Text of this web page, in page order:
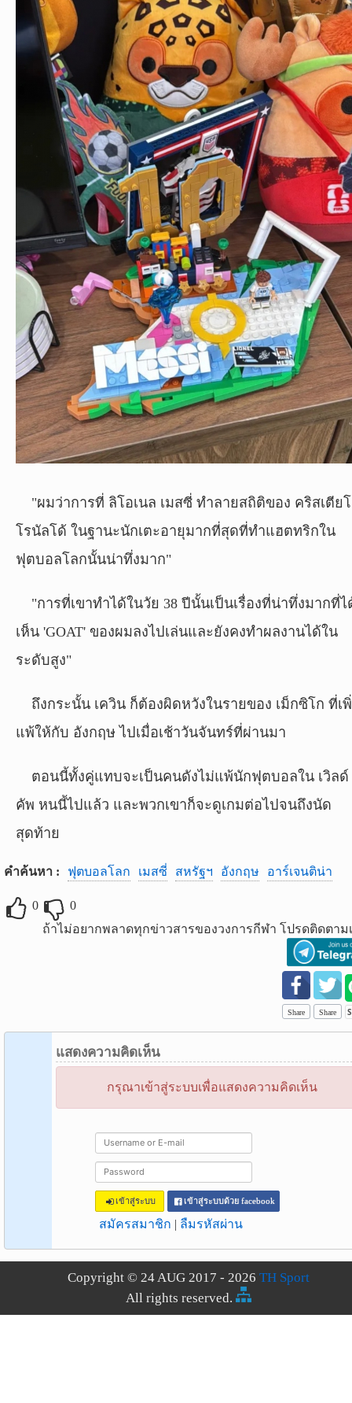
"ผมว่าการที่ ลิโอเนล เมสซี่ ทำลายสถิติของ คริสเตีย
โรนัลโด้ ในฐานะนักเตะอายุมากที่สุดที่ทำแฮตทริกใน
ฟุตบอลโลกนั้นน่าทึ่งมาก"
"การที่เขาทำได้ในวัย 38 ปีนั้นเป็นเรื่องที่น่าทึ่งมากที่ไ
เห็น 'GOAT' ของผมลงไปเล่นและยังคงทำผลงานได้ใน
ระดับสูง"
ถึงกระนั้น เควิน ก็ต้องผิดหวังในรายของ เม็กซิโก ที่เ
แพ้ให้กับ อังกฤษ ไปเมื่อเช้าวันจันทร์ที่ผ่านมา
ตอนนี้ทั้งคู่แทบจะเป็นคนดังไม่แพ้นักฟุตบอลใน เวิลด์
คัพ หนนี้ไปแล้ว และพวกเขาก็จะดูเกมต่อไปจนถึงนัด
สุดท้าย
คำค้นหา : ฟุตบอลโลก เมสซี่ สหรัฐฯ อังกฤษ อาร์เจนติน่า
0
0
ถ้าไม่อยากพลาดทุกข่าวสารของวงการกีฬา โปรดติดตาม
Share Share
แสดงความคิดเห็น
กรุณาเข้าสู่ระบบเพื่อแสดงความคิดเห็น
เข้าสู่ระบบ เข้าสู่ระบบด้วย facebook
สมัครสมาชิก | ลืมรหัสผ่าน
Copyright © 24 AUG 2017 - 2026 TH Sport
All rights reserved.